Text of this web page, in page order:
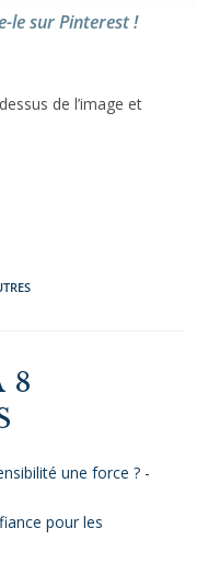
le sur Pinterest !
de l’image et
8
une force ? -
pour les